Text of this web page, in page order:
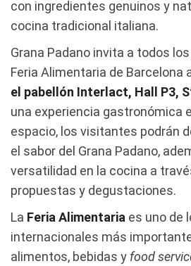
con ingredientes genuinos y
cocina tradicional italiana.
Grana Padano invita a todos
Feria Alimentaria de Barcelona
el pabellón Interlact, Hall P3,
una experiencia gastronómica
espacio, los visitantes podrán
el sabor del Grana Padano,
versatilidad en la cocina a
propuestas y degustaciones.
La Feria Alimentaria es uno de
internacionales más
alimentos, bebidas y food